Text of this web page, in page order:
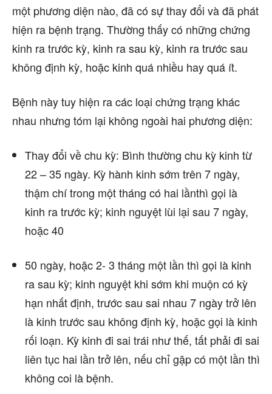
một phương diện nào, đã có sự thay đổi và đã phát
hiện ra bệnh trạng. Thường thấy có những chứng
kinh ra trước kỳ, kinh ra sau kỳ, kinh ra trước sau
không định kỳ, hoặc kinh quá nhiều hay quá ít.
Bệnh này tuy hiện ra các loại chứng trạng khác
nhau nhưng tóm lại không ngoài hai phương diện:
Thay đổi về chu kỳ: Bình thường chu kỳ kinh từ
22 – 35 ngày. Kỳ hành kinh sớm trên 7 ngày,
thậm chí trong một tháng có hai lầnthì gọi là
kinh ra trước kỳ; kinh nguyệt lùi lại sau 7 ngày,
hoặc 40
50 ngày, hoặc 2- 3 tháng một lần thì gọi là kinh
ra sau kỳ; kinh nguyệt khi sớm khi muộn có kỳ
hạn nhất định, trước sau sai nhau 7 ngày trở lên
là kinh trước sau không định kỳ, hoặc gọi là kinh
rối loạn. Kỳ kinh đi sai trái như thế, tất phải đi sai
liên tục hai lần trở lên, nếu chỉ gặp có một lần thì
không coi là bệnh.